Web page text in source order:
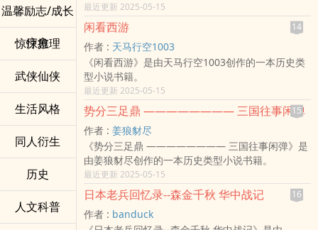
温馨励志/成长
疗愈
惊悚推理
武侠仙侠
生活风格
同人衍生
历史
人文科普
最近更新 2025-05-15
闲看西游 14
作者 : 天马行空1003
《闲看西游》是由天马行空1003创作的一本历史类
型小说书籍。
最近更新 2025-05-15
势分三足鼎 ———————— 三国往事闲弹
15
作者 : 姜狼豺尽
《势分三足鼎 ———————— 三国往事闲弹》是
由姜狼豺尽创作的一本历史类型小说书籍。
最近更新 2025-05-15
日本老兵回忆录--森金千秋 华中战记 16
作者 : banduck